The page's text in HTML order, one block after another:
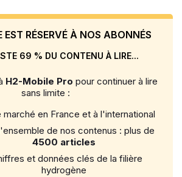
EST RÉSERVÉ À NOS ABONNÉS
69 % DU CONTENU À LIRE...
H2-Mobile Pro pour continuer à lire
sans limite :
marché en France et à l'international
de nos contenus : plus de
4500 articles
et données clés de la filière
hydrogène